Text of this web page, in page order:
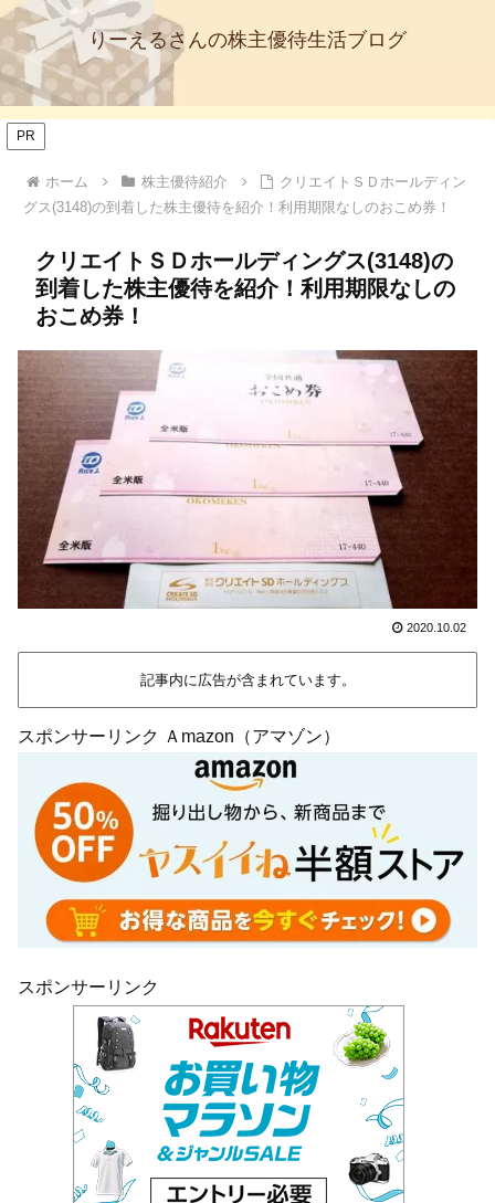
りーえるさんの株主優待生活ブログ
PR
ホーム 株主優待紹介
クリエイトＳＤホールディン
グス(3148)の到着した株主優待を紹介！利用期限なしのおこめ券！
クリエイトＳＤホールディングス(3148)の
到着した株主優待を紹介！利用期限なしの
おこめ券！
2020.10.02
記事内に広告が含まれています。
スポンサーリンク Ａmazon（アマゾン）
スポンサーリンク